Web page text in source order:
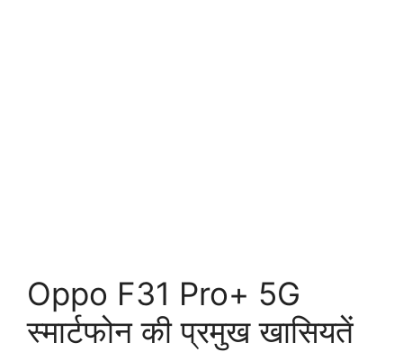
Oppo F31 Pro+ 5G
स्मार्टफोन की प्रमुख खासियतें